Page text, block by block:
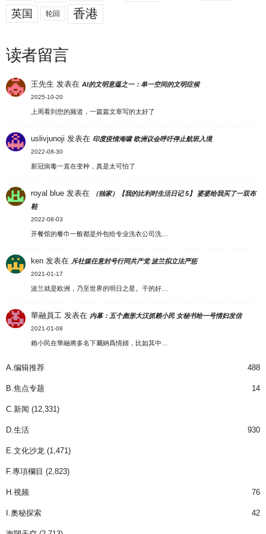
英国 轮回 香港
读者留言
王先生 发表在AI的文明意蕴之一：单一空间的文明症候
2025-10-20
上周看到您的频道，一篇篇文章写的太好了
uslivjunoji 发表在 印度疫情海啸 欧洲议会呼吁停止航班入境
2022-08-30
新冠病毒一直在变种，真是太可怕了
royal blue 发表在
（独家）【我的比利时生活日记 5】 婆婆给我买了一双布
鞋
2022-08-03
开餐馆的餐巾一般都是外包给专业洗衣公司洗…
ken 发表在 斥社媒任意封号行同共产党 波兰拟立法严惩
2021-01-17
波兰就是欧洲，乃至世界的明日之星。干的好…
華融員工 发表在 内幕：五个彪形大汉抓赖小民 女秘书给一号情妇发信
2021-01-08
賴小民在華融將多名下屬納爲情婦，比如其中…
A.编辑推荐 488
B.焦点专题 14
C.新闻 (12,331)
D.生活 930
E.文化沙龙 (1,471)
F.專項欄目 (2,823)
H.视频 76
I.奧秘探索 42